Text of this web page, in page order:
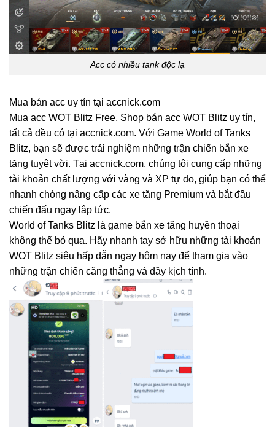
Acc có nhiều tank độc lạ
Mua bán acc uy tín tại accnick.com
Mua acc WOT Blitz Free, Shop bán acc WOT Blitz uy tín,
tất cả đều có tại accnick.com. Với Game World of Tanks
Blitz, bạn sẽ được trải nghiệm những trận chiến bắn xe
tăng tuyệt vời. Tại accnick.com, chúng tôi cung cấp những
tài khoản chất lượng với vàng và XP tự do, giúp bạn có thể
nhanh chóng nâng cấp các xe tăng Premium và bắt đầu
chiến đấu ngay lập tức.
World of Tanks Blitz là game bắn xe tăng huyền thoại
không thể bỏ qua. Hãy nhanh tay sở hữu những tài khoản
WOT Blitz siêu hấp dẫn ngay hôm nay để tham gia vào
những trận chiến căng thẳng và đầy kịch tính.